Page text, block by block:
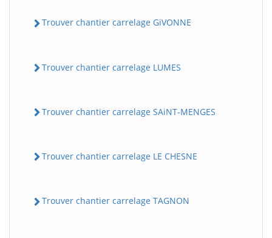
Trouver chantier carrelage GiVONNE
Trouver chantier carrelage LUMES
Trouver chantier carrelage SAiNT-MENGES
Trouver chantier carrelage LE CHESNE
Trouver chantier carrelage TAGNON